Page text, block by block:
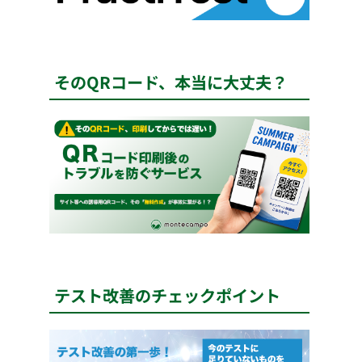
そのQRコード、本当に大丈夫？
テスト改善のチェックポイント